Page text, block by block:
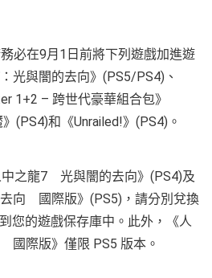
必在9月1日前將下列遊戲加進遊
光與闇的去向》(PS5/PS4)、
1+2 – 跨世代豪華組合包》
(PS4)和《Unrailed!》(PS4)。
之龍7 光與闇的去向》(PS4)及
向 國際版》(PS5)，請分別兌換
您的遊戲保存庫中。此外，《人
際版》僅限 PS5 版本。